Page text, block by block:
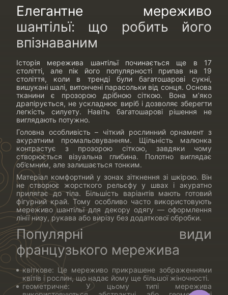
Елегантне мереживо
шантільї: що робить його
впізнаваним
Історія мережива шантільї починається ще в 17
столітті, але пік його популярності припав на 19
століття, коли в тренді були багатошарові сукні,
вишукані шалі, витончені парасольки від сонця. Основа
тканини є прозорою дрібною сіткою. Вона м’яко
драпірується, не ускладнює виріб і дозволяє зберегти
легкість силуету. Навіть багатошарові рішення не
виглядають потужно.
Головна особливість – чіткий рослинний орнамент з
акуратним промальовуванням. Щільність малюнка
контрастує з прозорою сіткою, завдяки чому
створюється візуальна глибина. Полотно виглядає
об’ємним, але залишається тонким.
Матеріал комфортний у зонах зіткнення зі шкірою. Він
не створює жорсткого рельєфу у швах і акуратно
прилягає до тіла. Більшість варіантів мають готовий
фігурний край. Тому особливо часто використовують
мереживо шантільї для декору одягу — оформлення
лінії низу, рукава або вирізу без додаткової обробки.
Популярні види
французького мережива
квіткове: Це мереживо прикрашене зображеннями
квітів і рослин, що надає йому ще більшої жіночності.
геометричне: У цьому типі мережива